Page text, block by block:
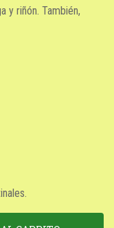
y riñón. También,